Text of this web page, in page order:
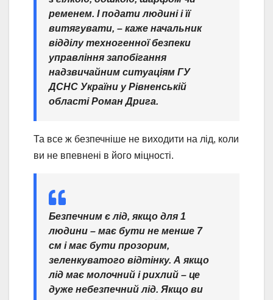
ременем. І подати людині і її
витягувати, – каже начальник
відділу техногенної безпеки
управління запобігання
надзвичайним ситуаціям ГУ
ДСНС України у Рівненській
області Роман Дрига.
Та все ж безпечніше не виходити на лід, коли
ви не впевнені в його міцності.
Безпечним є лід, якщо для 1
людини – має бути не менше 7
см і має бути прозорим,
зеленкуватого відтінку. А якщо
лід має молочний і рихлий – це
дуже небезпечний лід. Якщо ви